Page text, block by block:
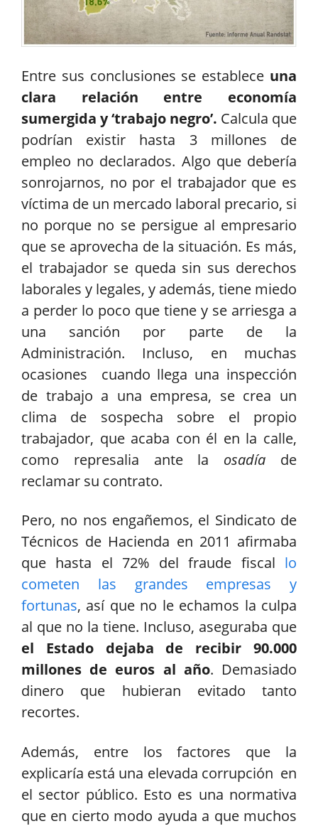
Entre sus conclusiones se establece una
clara relación entre economía
sumergida y ‘trabajo negro’. Calcula que
podrían existir hasta 3 millones de
empleo no declarados. Algo que debería
sonrojarnos, no por el trabajador que es
víctima de un mercado laboral precario, si
no porque no se persigue al empresario
que se aprovecha de la situación. Es más,
el trabajador se queda sin sus derechos
laborales y legales, y además, tiene miedo
a perder lo poco que tiene y se arriesga a
una sanción por parte de la
Administración. Incluso, en muchas
ocasiones cuando llega una inspección
de trabajo a una empresa, se crea un
clima de sospecha sobre el propio
trabajador, que acaba con él en la calle,
como represalia ante la osadía de
reclamar su contrato.
Pero, no nos engañemos, el Sindicato de
Técnicos de Hacienda en 2011 afirmaba
que hasta el 72% del fraude fiscal lo
cometen las grandes empresas y
fortunas, así que no le echamos la culpa
al que no la tiene. Incluso, aseguraba que
el Estado dejaba de recibir 90.000
millones de euros al año. Demasiado
dinero que hubieran evitado tanto
recortes.
Además, entre los factores que la
explicaría está una elevada corrupción en
el sector público. Esto es una normativa
que en cierto modo ayuda a que muchos